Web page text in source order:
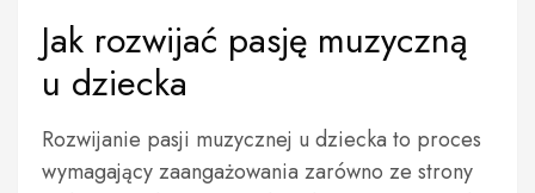
Jak rozwijać pasję muzyczną
u dziecka
Rozwijanie pasji muzycznej u dziecka to proces
wymagający zaangażowania zarówno ze strony